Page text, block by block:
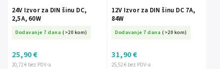
24V Izvor za DIN šinu DC,
2,5A, 60W
Dodavanje 7 dana (>20 kom)
20,72 € bez PDV-a
25,90 €
12V Izvor za DIN šinu DC 7A,
84W
Dodavanje 7 dana (>20 kom)
25,52 € bez PDV-a
31,90 €